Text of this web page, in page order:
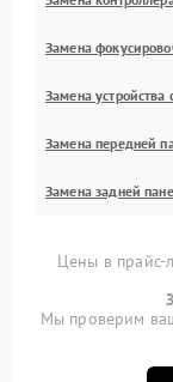
Замена
Замена устройства
Замена передней
Замена задней
Цены в прайс-
Мы проверим